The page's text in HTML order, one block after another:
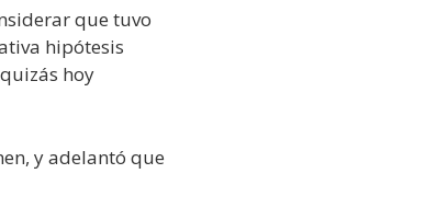
que tuvo
hipótesis
hoy
y adelantó que